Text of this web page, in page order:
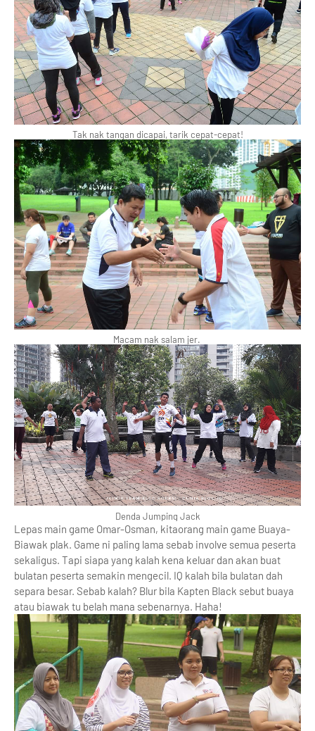
Tak nak tangan dicapai, tarik cepat-cepat!
Macam nak salam jer.
Denda Jumping Jack
Lepas main game Omar-Osman, kitaorang main game Buaya-
Biawak plak. Game ni paling lama sebab involve semua peserta
sekaligus. Tapi siapa yang kalah kena keluar dan akan buat
bulatan peserta semakin mengecil. IQ kalah bila bulatan dah
separa besar. Sebab kalah? Blur bila Kapten Black sebut buaya
atau biawak tu belah mana sebenarnya. Haha!